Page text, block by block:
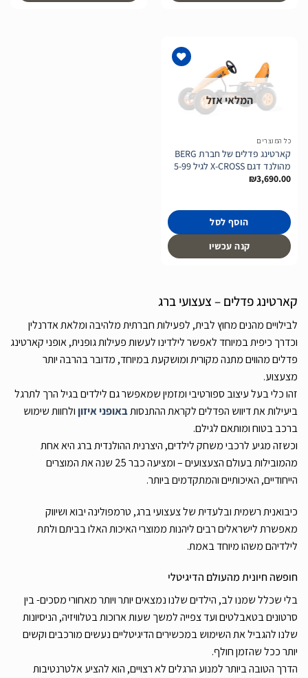
לרשימת
המלאי אזל
כל המוצרים
קארטינג פדלים של חברת BERG
מהולנד דגם X-CROSS לגיל 5-99
₪3,690.00
הוסף לסל
קנה עכשיו
קארטינג פדלים – צעצועי ברג
לבילויים מהנים מחוץ לבית, לפעילות חברתית מלהיבה ומלאת אדרנלין
וכדרך כיפית במיוחד לאפשר לילדינו לעשות פעילות גופנית, אופני קארטינג
פדלים מהווים מתנה מקורית ומושקעת במיוחד, מדובר בהרבה יותר
מצעצוע.
זהו כלי בעל עיצוב ספורטיבי ומזמין שמאפשר גם לילדים בגיל הרך לתרגל
ביעילות את דיווש הפדלים לקראת ההתנסותבאופני איזוןולחוות שימוש
ברכב בטוח ומותאם לגילם.
וכשזה מגיע לרכבי משחק לילדים, היצרנית ההולנדית ברג היא אחת
מהמובילות בעולם הצעצועים – ומציעה כבר 25 שנה את המוצרים
הייחודיים, האיכותיים והמתקדמים ביותר.
כיבואנית רשמית ובלעדית של צעצועי ברג, טרמפולינה יבוא ושיווק
מאפשרת לישראלים רבים ליהנות ממוצרי האיכות האלו בביתם ולתת
לילדיהם משהו מיוחד באמת.
חופשה חיונית מהעולם הדיגיטלי
בלי שכלל שמנו לב, הילדים שלנו נמצאים יותר ויותר מאחורי מסכים- בין
סרטונים בטאבלטים ועד צפייה למשך שעות ארוכות בטלוויזיה, הניסיונות
שלנו להגביל את השימוש במכשירים הדיגיטליים נעשים מורכבים וקשים
יותר ככל שהזמן חולף.
הדרך הטובה ביותר למנוע הרגלים לא רצויים, הוא להציע אלטרנטיבות